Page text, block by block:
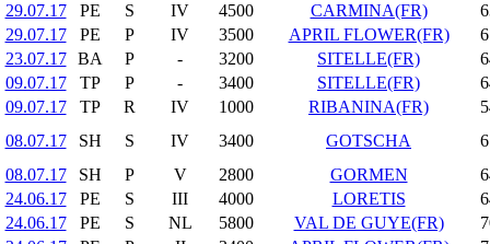
29.07.17
PE S IV 4500 CARMINA(FR)
29.07.17
PE P IV 3500 APRIL FLOWER(FR)
23.07.17
BA P - 3200 SITELLE(FR)
09.07.17
TP P - 3400 SITELLE(FR)
09.07.17
TP R IV 1000 RIBANINA(FR)
08.07.17
SH S IV 3400 GOTSCHA
08.07.17
SH P V 2800 GORMEN
24.06.17
PE S III 4000 LORETIS
24.06.17
PE S NL 5800 VAL DE GUYE(FR)